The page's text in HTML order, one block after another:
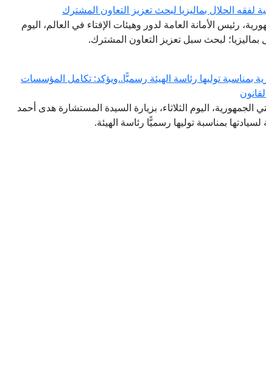
لفقه الحلال بماليزيا لبحث تعزيز التعاون المشترك
رئيس الأمانة العامة لدور وهيئات الإفتاء في العالم، اليوم
بماليزيا؛ لبحث سبل تعزيز التعاون المشترك.
بمناسبة توليها رئاسة الهيئة رسميًّا..ويؤكد: تكامل المؤسسات
اليوم الثلاثاء، بزيارة السيدة المستشارة هدى أحمد
لسيادتها بمناسبة توليها رسميًّا رئاسة الهيئة.